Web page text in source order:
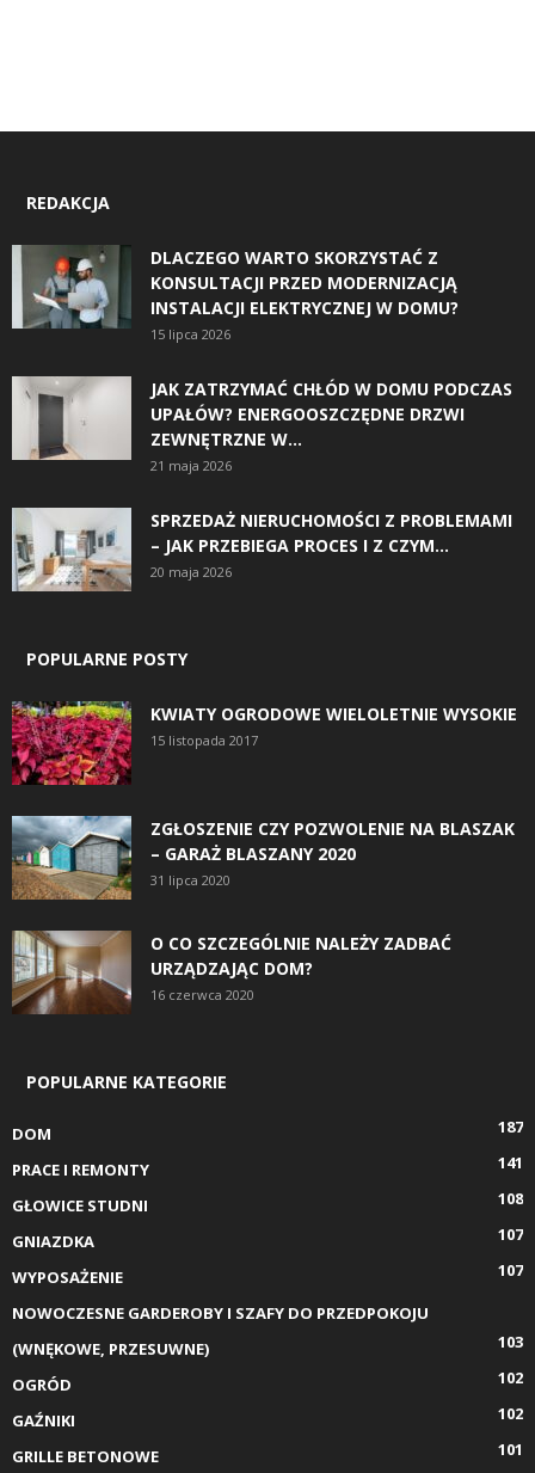
REDAKCJA
DLACZEGO WARTO SKORZYSTAĆ Z
KONSULTACJI PRZED MODERNIZACJĄ
INSTALACJI ELEKTRYCZNEJ W DOMU?
15 lipca 2026
JAK ZATRZYMAĆ CHŁÓD W DOMU PODCZAS
UPAŁÓW? ENERGOOSZCZĘDNE DRZWI
ZEWNĘTRZNE W...
21 maja 2026
SPRZEDAŻ NIERUCHOMOŚCI Z PROBLEMAMI
– JAK PRZEBIEGA PROCES I Z CZYM...
20 maja 2026
POPULARNE POSTY
KWIATY OGRODOWE WIELOLETNIE WYSOKIE
15 listopada 2017
ZGŁOSZENIE CZY POZWOLENIE NA BLASZAK
– GARAŻ BLASZANY 2020
31 lipca 2020
O CO SZCZEGÓLNIE NALEŻY ZADBAĆ
URZĄDZAJĄC DOM?
16 czerwca 2020
POPULARNE KATEGORIE
DOM
187
PRACE I REMONTY
141
GŁOWICE STUDNI
108
GNIAZDKA
107
WYPOSAŻENIE
107
NOWOCZESNE GARDEROBY I SZAFY DO PRZEDPOKOJU
(WNĘKOWE, PRZESUWNE)
103
OGRÓD
102
GAŹNIKI
102
GRILLE BETONOWE
101